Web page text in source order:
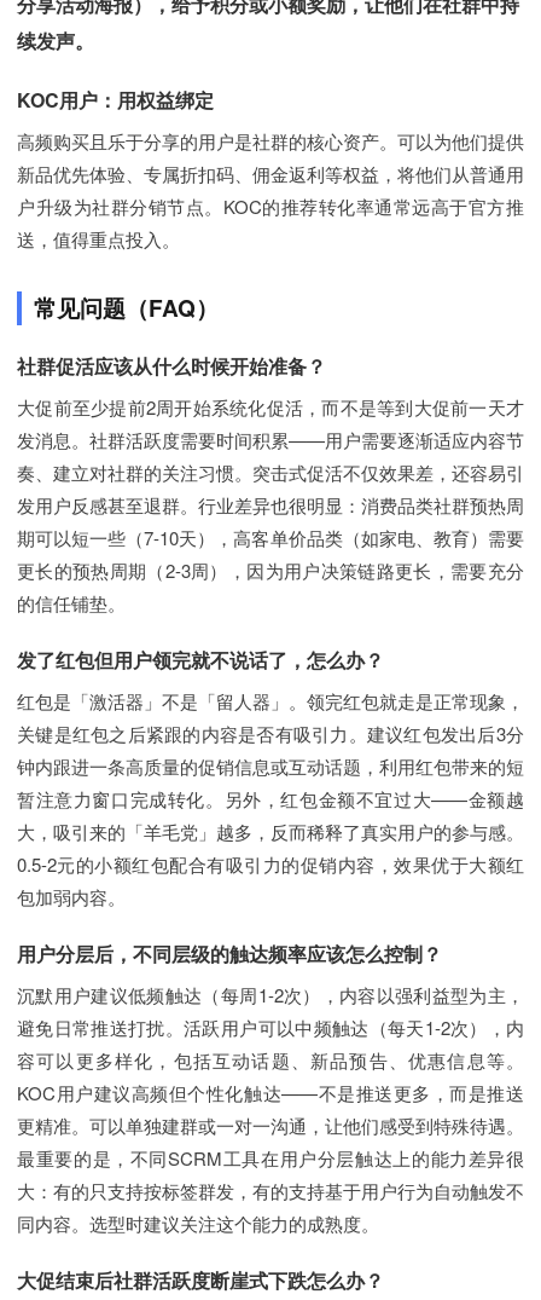
续发声。
KOC用户：用权益绑定
高频购买且乐于分享的用户是社群的核心资产。可以为他们提供
新品优先体验、专属折扣码、佣金返利等权益，将他们从普通用
户升级为社群分销节点。KOC的推荐转化率通常远高于官方推
送，值得重点投入。
常见问题（FAQ）
社群促活应该从什么时候开始准备？
大促前至少提前2周开始系统化促活，而不是等到大促前一天才
发消息。社群活跃度需要时间积累——用户需要逐渐适应内容节
奏、建立对社群的关注习惯。突击式促活不仅效果差，还容易引
发用户反感甚至退群。行业差异也很明显：消费品类社群预热周
期可以短一些（7-10天），高客单价品类（如家电、教育）需要
更长的预热周期（2-3周），因为用户决策链路更长，需要充分
的信任铺垫。
发了红包但用户领完就不说话了，怎么办？
红包是「激活器」不是「留人器」。领完红包就走是正常现象，
关键是红包之后紧跟的内容是否有吸引力。建议红包发出后3分
钟内跟进一条高质量的促销信息或互动话题，利用红包带来的短
暂注意力窗口完成转化。另外，红包金额不宜过大——金额越
大，吸引来的「羊毛党」越多，反而稀释了真实用户的参与感。
0.5-2元的小额红包配合有吸引力的促销内容，效果优于大额红
包加弱内容。
用户分层后，不同层级的触达频率应该怎么控制？
沉默用户建议低频触达（每周1-2次），内容以强利益型为主，
避免日常推送打扰。活跃用户可以中频触达（每天1-2次），内
容可以更多样化，包括互动话题、新品预告、优惠信息等。
KOC用户建议高频但个性化触达——不是推送更多，而是推送
更精准。可以单独建群或一对一沟通，让他们感受到特殊待遇。
最重要的是，不同SCRM工具在用户分层触达上的能力差异很
大：有的只支持按标签群发，有的支持基于用户行为自动触发不
同内容。选型时建议关注这个能力的成熟度。
大促结束后社群活跃度断崖式下跌怎么办？